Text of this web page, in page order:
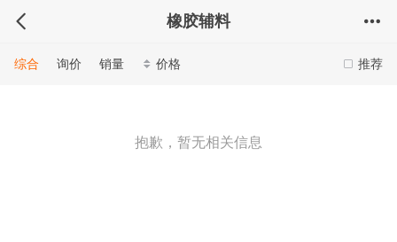
橡胶辅料
推荐
综合 询价 销量 价格
抱歉，暂无相关信息